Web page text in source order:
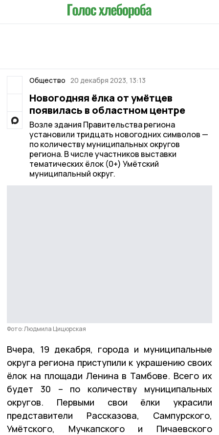
Общество 20 декабря 2023, 13:13
Новогодняя ёлка от умётцев
появилась в областном центре
Возле здания Правительства региона
установили тридцать новогодних символов —
по количеству муниципальных округов
региона. В числе участников выставки
тематических ёлок (0+) Умётский
муниципальный округ.
Фото: Людмила Цицюрская
Вчера, 19 декабря, города и муниципальные
округа региона приступили к украшению своих
ёлок на площади Ленина в Тамбове. Всего их
будет 30 – по количеству муниципальных
округов. Первыми свои ёлки украсили
представители Рассказова, Сампурского,
Умётского, Мучкапского и Пичаевского